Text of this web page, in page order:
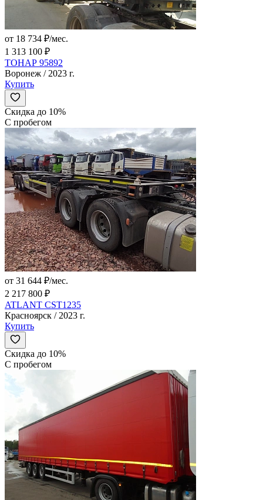
от 18 734 ₽/мес.
1 313 100 ₽
ТОНАР 95892
Воронеж / 2023 г.
Купить
Скидка до 10%
С пробегом
от 31 644 ₽/мес.
2 217 800 ₽
ATLANT CST1235
Красноярск / 2023 г.
Купить
Скидка до 10%
С пробегом